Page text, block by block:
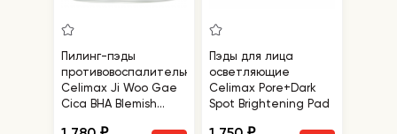
Пилинг-пэды
противовоспалительные
Celimax Ji Woo Gae
Cica BHA Blemish
Пэды для лица
осветляющие
Celimax Pore+Dark
Spot Brightening Pad